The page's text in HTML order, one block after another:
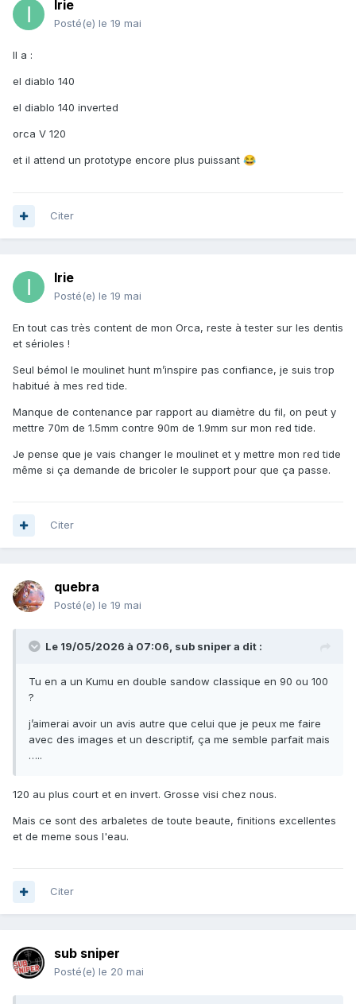
Irie
Posté(e) le 19 mai
Il a :
el diablo 140
el diablo 140 inverted
orca V 120
et il attend un prototype encore plus puissant 😂
Citer
Irie
Posté(e) le 19 mai
En tout cas très content de mon Orca, reste à tester sur les dentis
et sérioles !
Seul bémol le moulinet hunt m’inspire pas confiance, je suis trop
habitué à mes red tide.
Manque de contenance par rapport au diamètre du fil, on peut y
mettre 70m de 1.5mm contre 90m de 1.9mm sur mon red tide.
Je pense que je vais changer le moulinet et y mettre mon red tide
même si ça demande de bricoler le support pour que ça passe.
Citer
quebra
Posté(e) le 19 mai
Le 19/05/2026 à 07:06, sub snipera dit :
Tu en a un Kumu en double sandow classique en 90 ou 100
?
j’aimerai avoir un avis autre que celui que je peux me faire
avec des images et un descriptif, ça me semble parfait mais
…..
120 au plus court et en invert. Grosse visi chez nous.
Mais ce sont des arbaletes de toute beaute, finitions excellentes
et de meme sous l'eau.
Citer
sub sniper
Posté(e) le 20 mai